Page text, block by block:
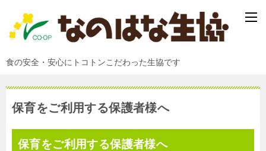
食の安全・安心にトコトンこだわった生協です
保育をご利用する保護者様へ
保育をご利用する保護者様へ